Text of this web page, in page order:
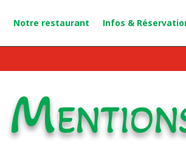
Notre restaurant Infos &